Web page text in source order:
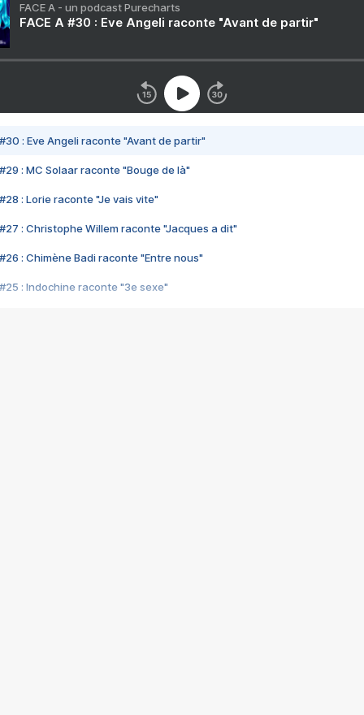
FACE A - un podcast Purecharts
FACE A #30 : Eve Angeli raconte "Avant de partir"
#30 : Eve Angeli raconte "Avant de partir"
#29 : MC Solaar raconte "Bouge de là"
#28 : Lorie raconte "Je vais vite"
#27 : Christophe Willem raconte "Jacques a dit"
#26 : Chimène Badi raconte "Entre nous"
#25 : Indochine raconte "3e sexe"